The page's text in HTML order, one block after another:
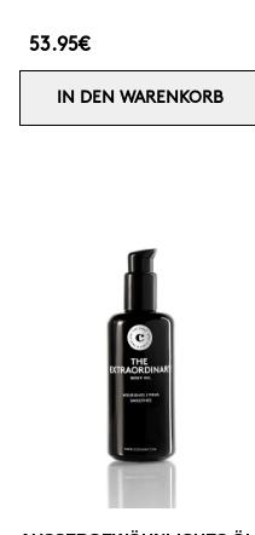
53.95€
IN DEN WARENKORB